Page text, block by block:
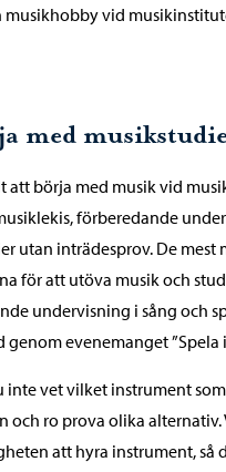
musikhobby vid
med
att börja med musik vid
förberedande
utan inträdesprov. De mest
för att utöva musik och
undervisning i sång och
genom evenemanget ”Spela
inte vet vilket instrument
och ro prova olika alternativ.
att hyra instrument, så